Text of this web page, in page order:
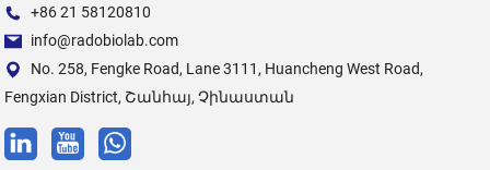
+86 21 58120810
info@radobiolab.com
No. 258, Fengke Road, Lane 3111, Huancheng West Road,
Fengxian District, Շանհայ, Չինաստան